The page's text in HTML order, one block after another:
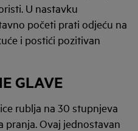
U nastavku
početi prati odjeću na
i postići pozitivan
GLAVE
rublja na 30 stupnjeva
pranja. Ovaj jednostavan